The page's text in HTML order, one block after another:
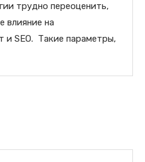
трудно переоценить,
влияние на
и SEO. Такие параметры,